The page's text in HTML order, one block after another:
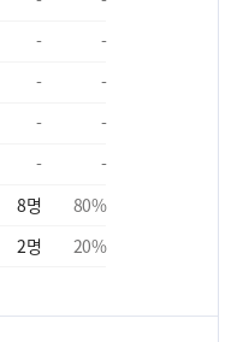
-
-
-
-
-
-
-
-
8명 80%
2명 20%